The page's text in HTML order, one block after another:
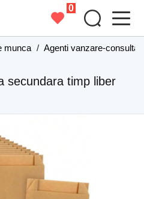
0
munca / Agenti vanzare-
secundara timp liber